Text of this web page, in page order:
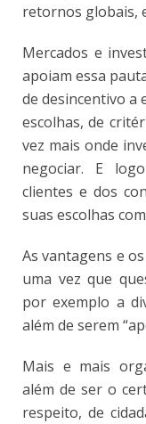
retornos globais,
Mercados e
apoiam essa
de desincentivo a
escolhas, de
vez mais onde
negociar. E
clientes e dos
suas escolhas
As vantagens e
uma vez que
por exemplo a
além de serem
Mais e mais
além de ser o
respeito, de